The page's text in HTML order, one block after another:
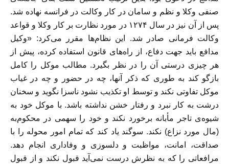
صنفی وکلا و نظم و سامان در کار وکالت در فرانسه نهاده شد.
پس از آن نیز در سال ۱۲۷۴ در مورد نظارت بر کار وکلا و قواعد
وکالت فرمانی صادر شد. این نظام‌ها مقرر می‌کرد: «وکیل
مدافع باید جهت دفاع، از راه‌های قانون استفاده کرده، پیش از
هر چیزی درستی آن را در نظر بگیرد. مطالب موکل را کامل
بازگو کند به طوری که ذکر آنها، چه در حضور و چه در غیاب
موکل تفاوتی نکند و توسط او تکذیب نشود ناسزا نگوید و سخنان
درشت به کار نبرد و رفتار خشن نداشته باشد. با موکل خود به
شیوه‌ی تاجر مأبانه برخورد نکند و خود را سهمی در محکوم‌به
(مال مورد نزاع) نکند. سوگند یاد کند که تمام امور محوله را با
صداقت، امانت، مواظبت و دلسوزی و وفاداری انجام دهد.
مرافعاتی را که به نظرش درست نمی‌آید قبول نکند و از قبول